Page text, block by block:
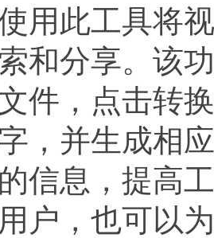
用此工具将
和分享。该
件，点击转
，并生成相
信息，提高
户，也可以